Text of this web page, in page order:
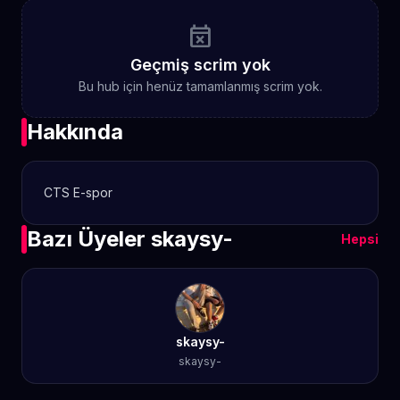
event_busy
Geçmiş scrim yok
Bu hub için henüz tamamlanmış scrim yok.
Hakkında
CTS E-spor
Bazı Üyeler skaysy- Hepsi
skaysy-
skaysy-